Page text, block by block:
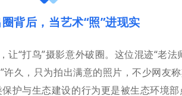
背后，当艺术“照”进现实
“打鸟”摄影意外破圈。这位混迹“老法
许久，只为拍出满意的照片，不少网友
护与生态建设的行为更是被生态环境部